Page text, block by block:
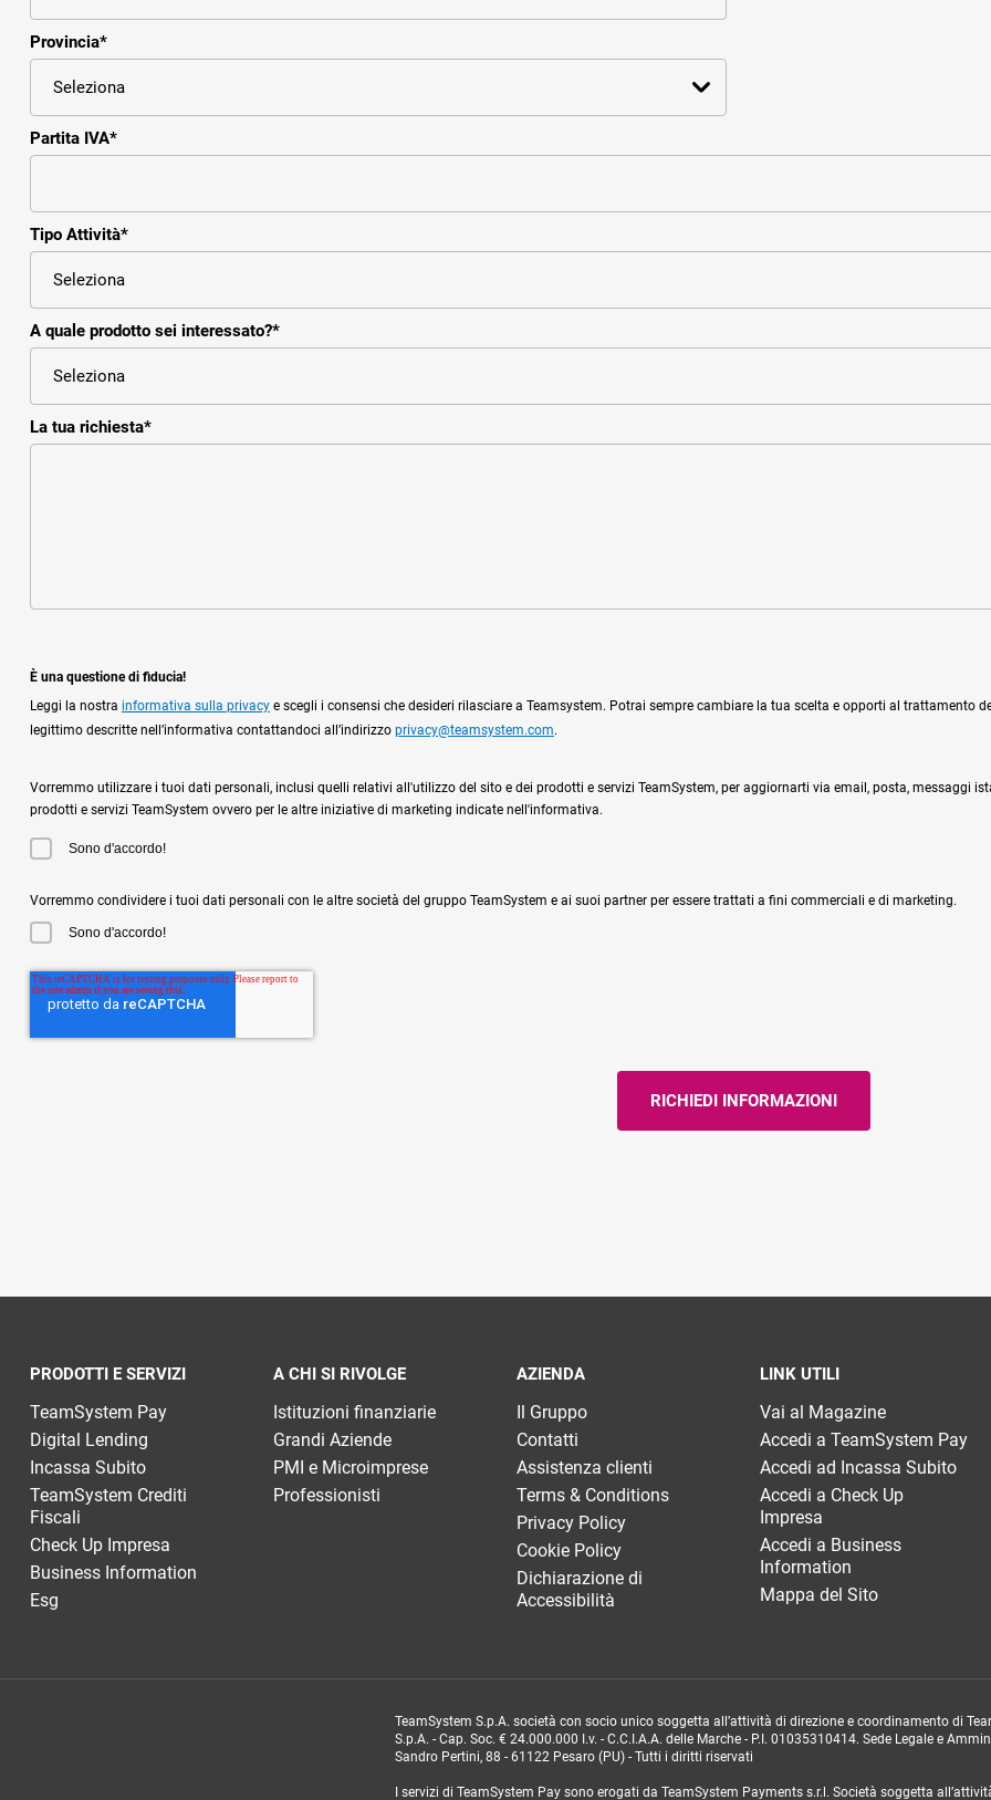
Provincia*
Partita IVA*
Tipo Attività*
A quale prodotto sei interessato?*
La tua richiesta*
È una questione di fiducia!
Leggi la nostra informativa sulla privacy e scegli i consensi che desideri rilasciare a Teamsystem. Potrai sempre cambiare la tua scelta e opporti al
legittimo descritte nell’informativa contattandoci all’indirizzo privacy@teamsystem.com.
Vorremmo utilizzare i tuoi dati personali, inclusi quelli relativi all'utilizzo del sito e dei prodotti e servizi TeamSystem, per aggiornarti via email, posta, messaggi
prodotti e servizi TeamSystem ovvero per le altre iniziative di marketing indicate nell'informativa.
Sono d'accordo!
Vorremmo condividere i tuoi dati personali con le altre società del gruppo TeamSystem e ai suoi partner per essere trattati a fini commerciali e di marketing.
Sono d'accordo!
PRODOTTI E SERVIZI
TeamSystem Pay
Digital Lending
Incassa Subito
TeamSystem Crediti
Fiscali
Check Up Impresa
Business Information
Esg
A CHI SI RIVOLGE
Istituzioni finanziarie
Grandi Aziende
PMI e Microimprese
Professionisti
AZIENDA
Il Gruppo
Contatti
Assistenza clienti
Terms & Conditions
Privacy Policy
Cookie Policy
Dichiarazione di
Accessibilità
LINK UTILI
Vai al Magazine
Accedi a TeamSystem Pay
Accedi ad Incassa Subito
Accedi a Check Up
Impresa
Accedi a Business
Information
Mappa del Sito
TeamSystem S.p.A. società con socio unico soggetta all’attività di direzione e coordinamento di
S.p.A. - Cap. Soc. € 24.000.000 I.v. - C.C.I.A.A. delle Marche - P.I. 01035310414. Sede Legale e
Sandro Pertini, 88 - 61122 Pesaro (PU) - Tutti i diritti riservati
I servizi di TeamSystem Pay sono erogati da TeamSystem Payments s.r.l. Società soggetta